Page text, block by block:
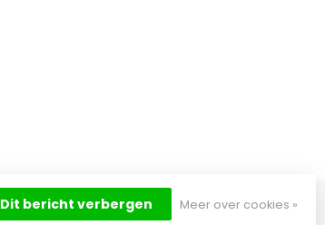
Dit bericht verbergen Meer over cookies »